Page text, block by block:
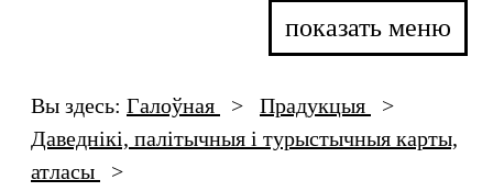
показать меню
Вы здесь: Галоўная > Прадукцыя
>
Даведнікі, палiтычныя i турыстычныя карты,
атласы
>